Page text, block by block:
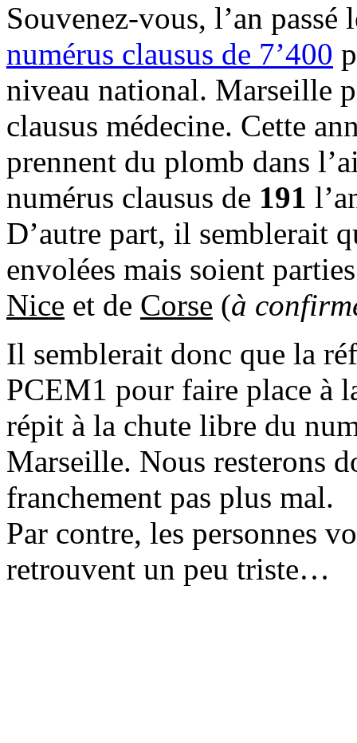
Souvenez-vous, l’an
numérus clausus de 7’400
niveau national. Marseille
clausus médecine. Cette
prennent du plomb dans
numérus clausus de 191
D’autre part, il semblerait
envolées mais soient
Nice et de Corse (à
Il semblerait donc que la
PCEM1 pour faire place à
répit à la chute libre du
Marseille. Nous resterons
franchement pas plus mal.
Par contre, les personnes
retrouvent un peu triste…